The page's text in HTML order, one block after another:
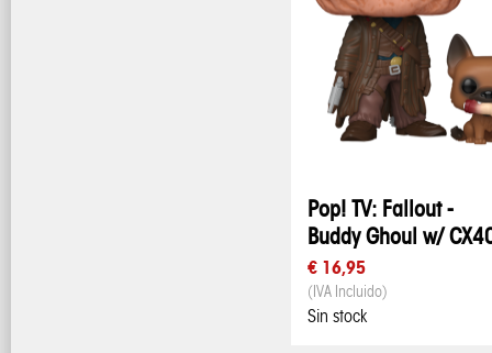
Pop! TV: Fallout -
Buddy Ghoul w/
€ 16,95
(IVA Incluido)
Sin stock